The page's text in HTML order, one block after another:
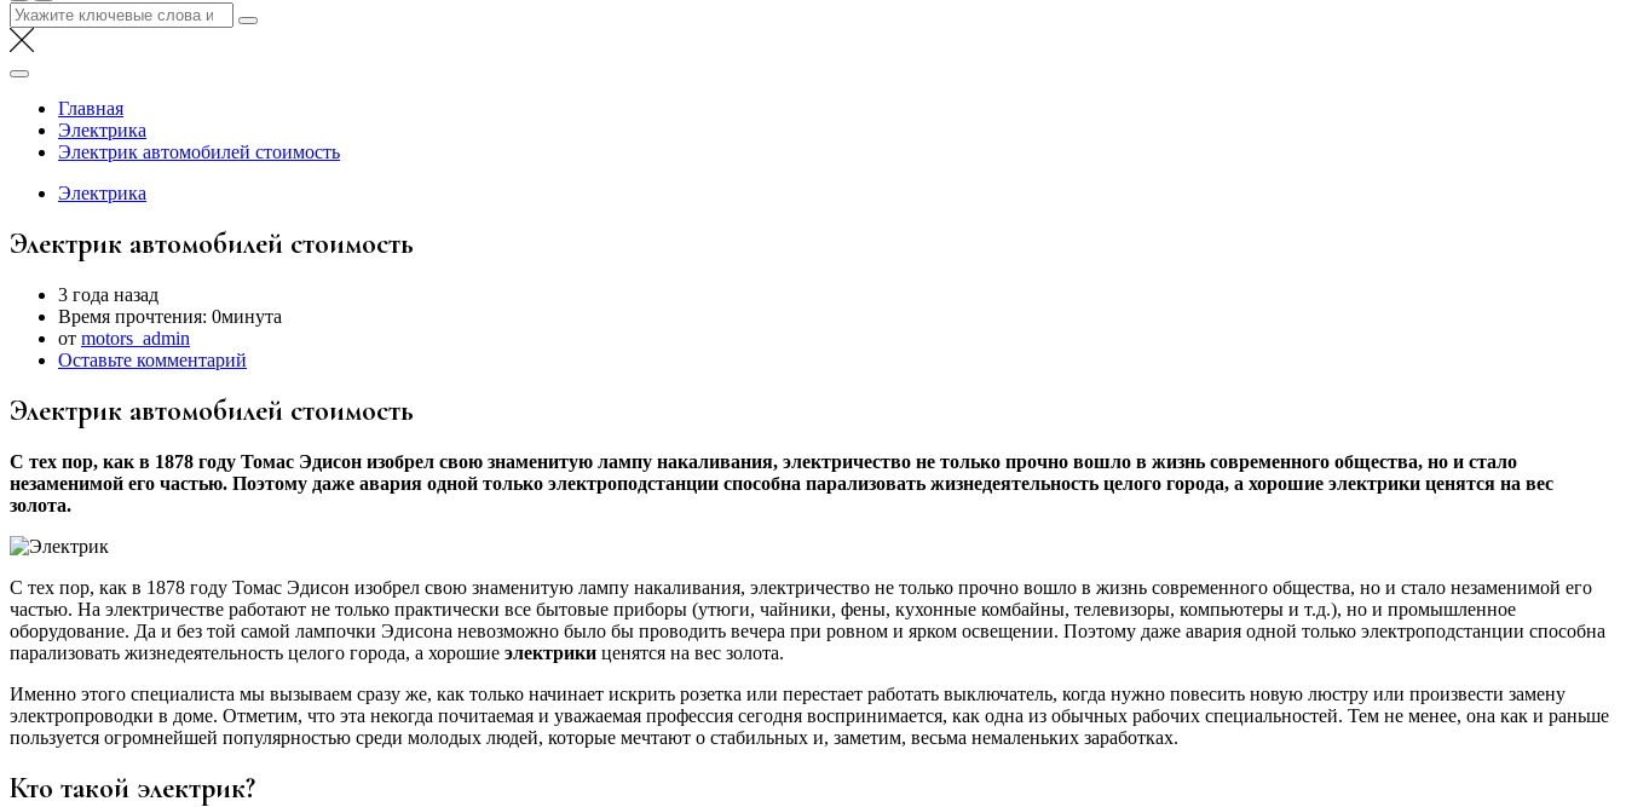
Найти:
Главная
Электрика
Электрик автомобилей стоимость
Электрика
Электрик автомобилей стоимость
3 года назад
Время прочтения: 0минута
от motors_admin
Оставьте комментарий
Электрик автомобилей стоимость
С тех пор, как в 1878 году Томас Эдисон изобрел свою знаменитую лампу накаливания, электричество не только прочно вошло в жизнь современного общества, но и стало
незаменимой его частью. Поэтому даже авария одной только электроподстанции способна парализовать жизнедеятельность целого города, а хорошие электрики ценятся на вес
золота.
С тех пор, как в 1878 году Томас Эдисон изобрел свою знаменитую лампу накаливания, электричество не только прочно вошло в жизнь современного общества, но и стало незаменимой его
частью. На электричестве работают не только практически все бытовые приборы (утюги, чайники, фены, кухонные комбайны, телевизоры, компьютеры и т.д.), но и промышленное
оборудование. Да и без той самой лампочки Эдисона невозможно было бы проводить вечера при ровном и ярком освещении. Поэтому даже авария одной только электроподстанции способна
парализовать жизнедеятельность целого города, а хорошие электрики ценятся на вес золота.
Именно этого специалиста мы вызываем сразу же, как только начинает искрить розетка или перестает работать выключатель, когда нужно повесить новую люстру или произвести замену
электропроводки в доме. Отметим, что эта некогда почитаемая и уважаемая профессия сегодня воспринимается, как одна из обычных рабочих специальностей. Тем не менее, она как и раньше
пользуется огромнейшей популярностью среди молодых людей, которые мечтают о стабильных и, заметим, весьма немаленьких заработках.
Кто такой электрик?